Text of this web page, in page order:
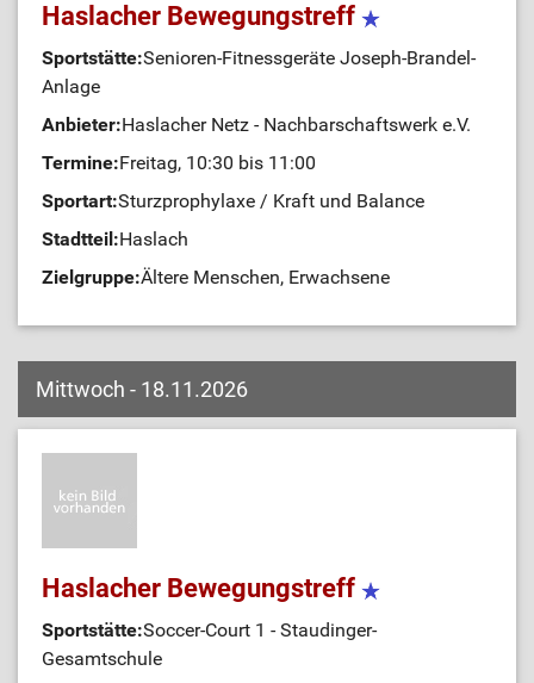
Haslacher Bewegungstreff
Sportstätte:Senioren-Fitnessgeräte Joseph-Brandel-
Anlage
Anbieter:Haslacher Netz - Nachbarschaftswerk e.V.
Termine:Freitag, 10:30 bis 11:00
Sportart:Sturzprophylaxe / Kraft und Balance
Stadtteil:Haslach
Zielgruppe:Ältere Menschen, Erwachsene
Mittwoch - 18.11.2026
Haslacher Bewegungstreff
Sportstätte:Soccer-Court 1 - Staudinger-
Gesamtschule